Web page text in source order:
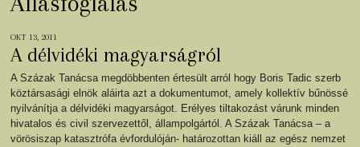
OKT 13, 2011
A délvidéki magyarságról
A Százak Tanácsa megdöbbenten értesült arról hogy Boris Tadic szerb
köztársasági elnök aláirta azt a dokumentumot, amely kollektív bűnössé
nyilvánítja a délvidéki magyarságot. Erélyes tiltakozást várunk minden
hivatalos és civil szervezettől, állampolgártól. A Százak Tanácsa – a
vörösiszap katasztrófa évfordulóján- határozottan kiáll az egész nemzet